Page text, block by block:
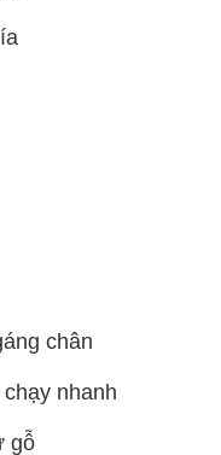
chân
nhanh
gỗ